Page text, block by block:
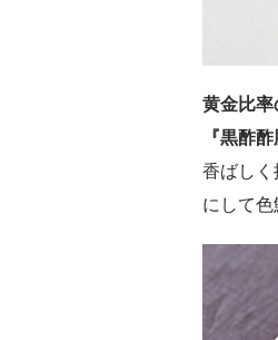
黄金比率
『黒酢酢
香ばし
にして色